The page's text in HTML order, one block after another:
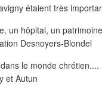
étaient très
le monde
et Autun